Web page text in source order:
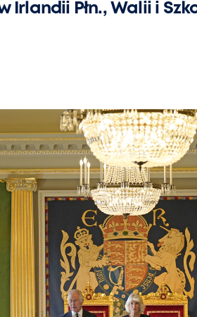
Płn., Walii i